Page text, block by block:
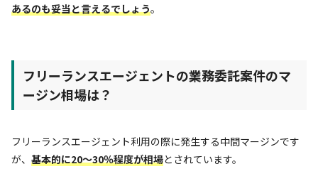
あるのも妥当と言えるでしょう。
フリーランスエージェントの業務委託案件のマ
ージン相場は？
フリーランスエージェント利用の際に発生する中間マージンです
が、 基本的に20〜30％程度が相場とされています。